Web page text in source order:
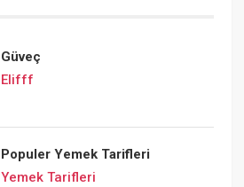
Güveç
Elifff
Populer Yemek Tarifleri
Yemek Tarifleri